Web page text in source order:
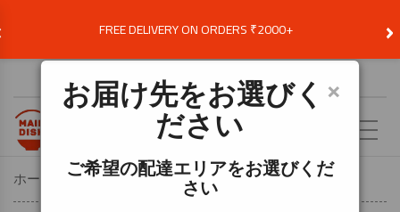
FREE DELIVERY ON ORDERS ₹2000+ ›
お届け先を選択 ×
お届け先をお選びく
ださい
ご希望の配達エリアをお選びくだ
さい
ホーム スナック・インスタント食品 スナック